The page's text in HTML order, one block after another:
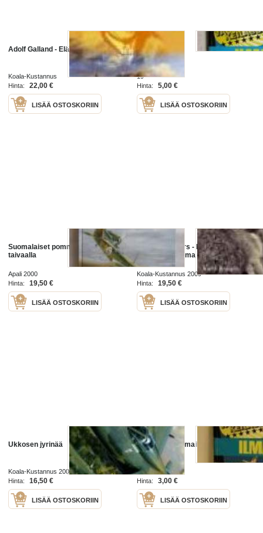
Adolf Galland - Elämäkerta
Koala-Kustannus
Hinta:
22,00 €
LISÄÄ OSTOSKORIIN
Ilmailu
19
Hinta:
5,00 €
LISÄÄ OSTOSKORIIN
Suomalaiset pommikoneet sodan
taivaalla
Apali 2000
Hinta:
19,50 €
LISÄÄ OSTOSKORIIN
Werner Mölders - Hävittäjälentäjän
elämä ja kuolema
Koala-Kustannus 2009
Hinta:
19,50 €
LISÄÄ OSTOSKORIIN
Ukkosen jyrinää
Koala-Kustannus 2009
Hinta:
16,50 €
LISÄÄ OSTOSKORIIN
Valokeilassa ilmailu
19
Hinta:
3,00 €
LISÄÄ OSTOSKORIIN